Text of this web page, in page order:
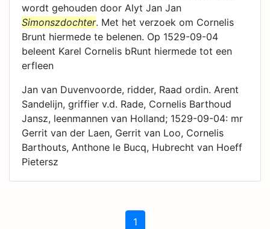
wordt gehouden door Alyt Jan Jan
Simonszdochter. Met het verzoek om Cornelis
Brunt hiermede te belenen. Op 1529-09-04
beleent Karel Cornelis bRunt hiermede tot een
erfleen
Jan van Duvenvoorde, ridder, Raad ordin. Arent
Sandelijn, griffier v.d. Rade, Cornelis Barthoud
Jansz, leenmannen van Holland; 1529-09-04: mr
Gerrit van der Laen, Gerrit van Loo, Cornelis
Barthouts, Anthone le Bucq, Hubrecht van Hoeff
Pietersz
1